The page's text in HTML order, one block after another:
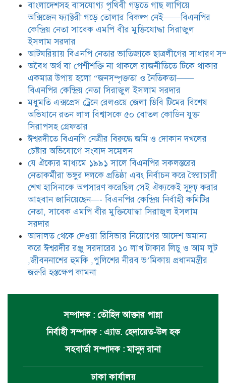
যে ঐক্যের মাধ্যমে ১৯৯১ সালে
বিএনপির সকলস্তরের নেতাকর্মীরা ভঙ্গুর
দলকে প্রতিষ্ঠা এবং নির্বাচন করে
স্বৈরাচারী শেখ হাসিনাকে অপসারণ
আহবান জানিয়েছেন—- বিএনপির কেন্দ্রিয় নির্বাহী কমিটির নেতা,
সাবেক এমপি বীর মুক্তিযোদ্ধা সিরাজুল ইসলাম সরদার
আদালত থেকে দেওয়া রিসিভার
নিয়োগের আদেশ অমান্য করে ঈশ্বরদীর
রঞ্জু সরদারের ১০ লাখ টাকার লিচু ও
আম লুট ,জীবননাশের হুমকি ,পুলিশের
নীরব ভ’মিকায় প্রধানমন্ত্রীর জরুরি
হস্তক্ষেপ কামনা
বাংলাদেশসহ বাসযোগ্য পৃথিবী গড়তে গাছ লাগিয়ে
অক্সিজেন ফ্যাক্টরী গড়ে তোলার বিকল্প নেই——বিএনপির
কেন্দ্রিয় নেতা সাবেক এমপি বীর মুক্তিযোদ্ধা সিরাজুল
ইসলাম সরদার
আটঘরিয়ায় বিএনপি নেতার ভাতিজাকে ছাত্রলীগের সাধারণ
​​অবৈধ অর্থ বা পেশীশক্তি না থাকলে রাজনীতিতে টিকে থাকার
একমাত্র উপায় হলো “জনসম্পৃক্ততা ও নৈতিকতা——
বিএনপির কেন্দ্রিয় নেতা সিরাজুল ইসলাম সরদার
মধুমতি এক্সপ্রেস ট্রেনে রেলওয়ে জেলা ডিবি টিমের বিশেষ
অভিযানে রতন লাল বিশ্বাসকে ৫০ বোতল কোডিন যুক্ত
সিরাপসহ গ্রেফতার
ঈশ্বরদীতে বিএনপি নেত্রীর বিরুদ্ধে জমি ও দোকান দখলের
চেষ্টার অভিযোগে সংবাদ সম্মেলন
যে ঐক্যের মাধ্যমে ১৯৯১ সালে বিএনপির সকলস্তরের
নেতাকর্মীরা ভঙ্গুর দলকে প্রতিষ্ঠা এবং নির্বাচন করে স্বৈরাচারী
শেখ হাসিনাকে অপসারণ করেছিল সেই ঐক্যকেই সুদৃঢ় করার
আহবান জানিয়েছেন—- বিএনপির কেন্দ্রিয় নির্বাহী কমিটির
নেতা, সাবেক এমপি বীর মুক্তিযোদ্ধা সিরাজুল ইসলাম
সরদার
আদালত থেকে দেওয়া রিসিভার নিয়োগের আদেশ অমান্য
করে ঈশ্বরদীর রঞ্জু সরদারের ১০ লাখ টাকার লিচু ও আম লুট
,জীবননাশের হুমকি ,পুলিশের নীরব ভ’মিকায় প্রধানমন্ত্রীর
জরুরি হস্তক্ষেপ কামনা
সম্পাদক : তৌহিদ আক্তার পান্না
নির্বাহী সম্পাদক : এ্যাড. হেদায়েত-উল হক
সহবার্তা সম্পাদক : মাসুদ রানা
ঢাকা কার্যালয়